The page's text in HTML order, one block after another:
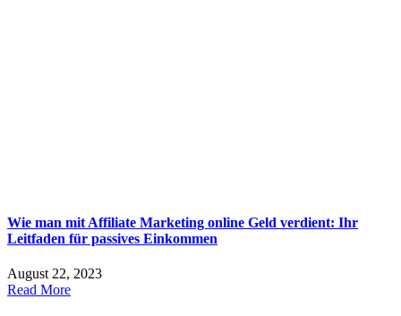
Wie man mit Affiliate Marketing online Geld verdient: Ihr
Leitfaden für passives Einkommen
August 22, 2023
Read More